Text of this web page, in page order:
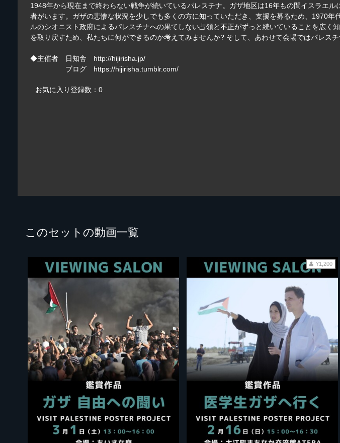
1948年から現在まで終わらない戦争が続いているパレスチナ。ガザ地区は16年もの間イスラエ
者がいます。ガザの悲惨な状況を少しでも多くの方に知っていただき、支援を募るため、1970
ルのシオニスト政府によるパレスチナへの果てしない占領と不正がずっと続いていることを広
を取り戻すため、私たちに何ができるのか考えてみませんか? そして、あわせて会場ではパレス
◆主催者 日知舎 http://hijirisha.jp/
ブログ https://hijirisha.tumblr.com/
お気に入り登録数：0
このセットの動画一覧
¥1,200